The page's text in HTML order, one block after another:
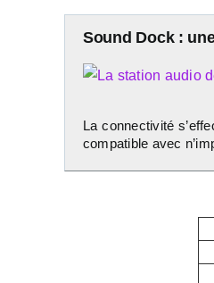
Sound Dock :
La connectivité
compatible avec